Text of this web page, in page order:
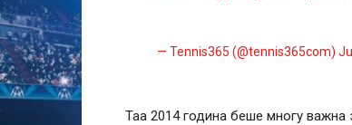
— Tennis365 (@tennis365com)
Таа 2014 година беше многу важна